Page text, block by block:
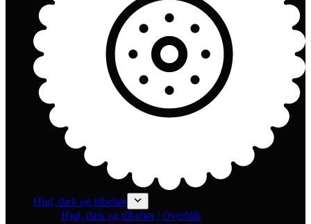
Hjul, dæk og tilbehør
Hjul, dæk og tilbehør | Overblik